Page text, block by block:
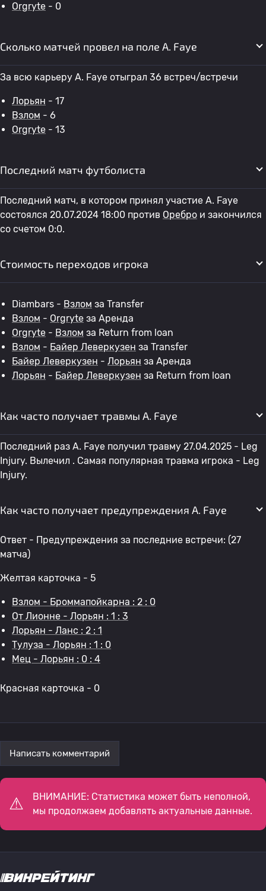
Orgryte - 0
Сколько матчей провел на поле A. Faye
За всю карьеру A. Faye отыграл 36 встреч/встречи
Лорьян - 17
Взлом - 6
Orgryte - 13
Последний матч футболиста
Последний матч, в котором принял участие A. Faye
состоялся 20.07.2024 18:00 против Оребро и закончился
со счетом 0:0.
Стоимость переходов игрока
Diambars - Взлом за Transfer
Взлом - Orgryte за Аренда
Orgryte - Взлом за Return from loan
Взлом - Байер Леверкузен за Transfer
Байер Леверкузен - Лорьян за Аренда
Лорьян - Байер Леверкузен за Return from loan
Как часто получает травмы A. Faye
Последний раз A. Faye получил травму 27.04.2025 - Leg
Injury. Вылечил . Самая популярная травма игрока - Leg
Injury.
Как часто получает предупреждения A. Faye
Ответ - Предупреждения за последние встречи: (27
матча)
Желтая карточка - 5
Взлом - Броммапойкарна : 2 : 0
От Лионне - Лорьян : 1 : 3
Лорьян - Ланс : 2 : 1
Тулуза - Лорьян : 1 : 0
Мец - Лорьян : 0 : 4
Красная карточка - 0
Написать комментарий
ВНИМАНИЕ: Статистика может быть неполной,
мы продолжаем добавлять актуальные данные.